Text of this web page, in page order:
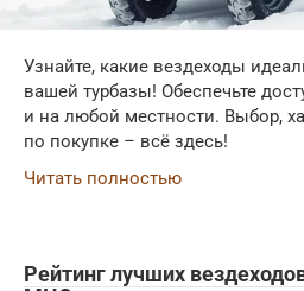
Узнайте, какие вездеходы
вашей турбазы! Обеспечьте
и на любой местности. Выбор,
по покупке – всё здесь!
Читать полностью
Рейтинг лучших